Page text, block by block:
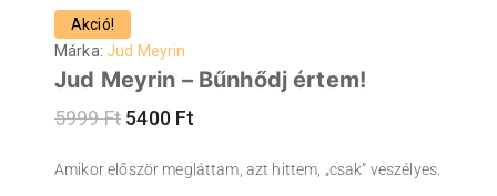
Akció!
Márka: Jud Meyrin
Jud Meyrin – Bűnhődj értem!
5999Ft 5400 Ft
Amikor először megláttam, azt hittem, „csak” veszélyes.